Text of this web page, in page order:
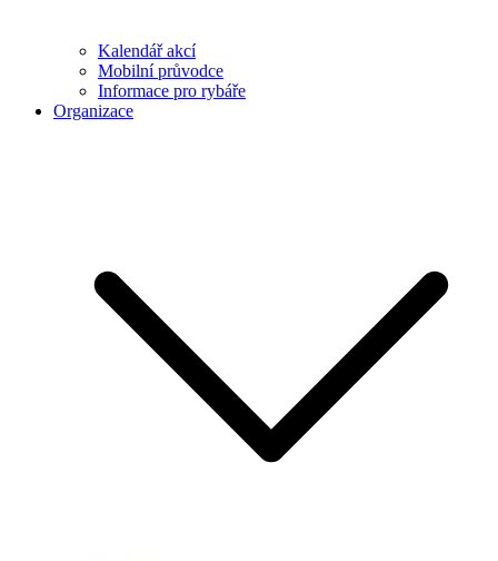
Kalendář akcí
Mobilní průvodce
Informace pro rybáře
Organizace